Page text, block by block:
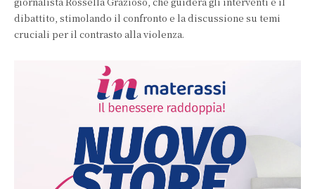
dibattito, stimolando il confronto e la discussione su temi
cruciali per il contrasto alla violenza.